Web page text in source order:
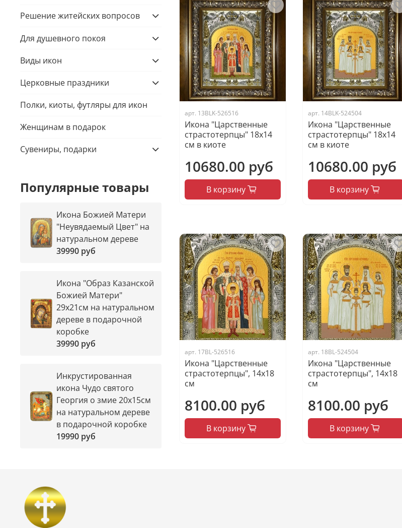
арт. 13BLK-526516
Икона "Царственные
страстотерпцы" 18х14
см в киоте
10680.00 руб
В корзину
арт. 14BLK-524504
Икона "Царственные
страстотерпцы" 18х14
см в киоте
10680.00 руб
В корзину
арт. 17BL-526516
Икона "Царственные
страстотерпцы", 14х18
см
8100.00 руб
В корзину
арт. 18BL-524504
Икона "Царственные
страстотерпцы", 14х18
см
8100.00 руб
В корзину
Решение житейских вопросов
Для душевного покоя
Виды икон
Церковные праздники
Полки, киоты, футляры для икон
Женщинам в подарок
Сувениры, подарки
Популярные товары
Икона Божией Матери
"Неувядаемый Цвет" на
натуральном дереве
39990 руб
Икона "Образ Казанской
Божией Матери"
29х21см на натуральном
дереве в подарочной
коробке
39990 руб
Инкрустированная
икона Чудо святого
Георгия о змие 20х15см
на натуральном дереве
в подарочной коробке
19990 руб